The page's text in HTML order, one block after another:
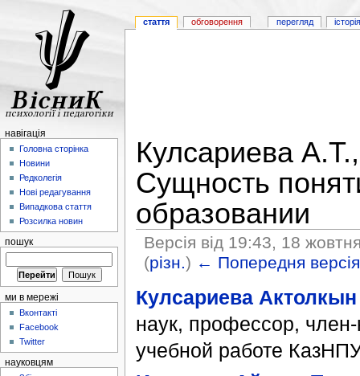
Кулсариева
Сущность
образовании
Версія від 19:43, 18
(різн.) ← Попередня версія
Кулсариева
наук, профессор,
учебной работе
стаття обговорення перегляд
навігація
Головна сторінка
Новини
Редколегія
Нові редагування
Випадкова стаття
Розсилка новин
пошук
ми в мережі
Вконтакті
Facebook
Twitter
науковцям